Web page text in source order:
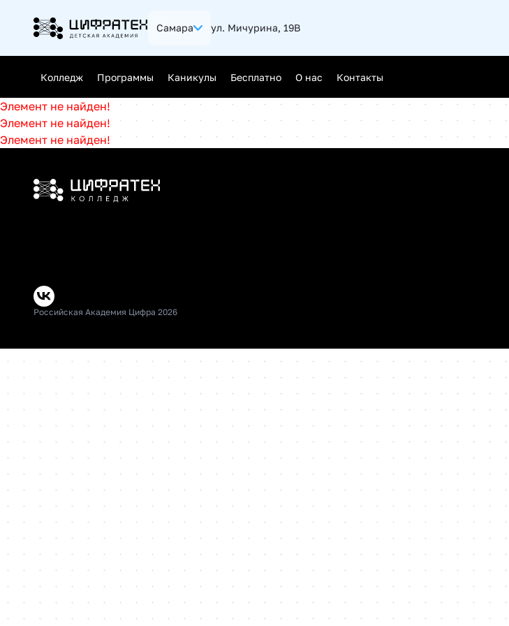
Самара ул. Мичурина, 19В
Колледж Программы
Джуниор (Junior)
Мидл (Middle)
Каникулы Бесплатно О нас Контакты
Элемент не найден!
Элемент не найден!
Элемент не найден!
Российская Академия Цифра 2026